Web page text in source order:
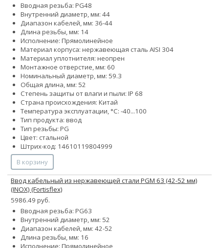
Вводная резьба: PG48
Внутренний диаметр, мм: 44
Диапазон кабелей, мм: 36-44
Длина резьбы, мм: 14
Исполнение: Прямолинейное
Материал корпуса: нержавеющая сталь AISI 304
Материал уплотнителя: неопрен
Монтажное отверстие, мм: 60
Номинальный диаметр, мм: 59.3
Общая длина, мм: 52
Степень защиты от влаги и пыли: IP 68
Страна происхождения: Китай
Температура эксплуатации, °С: -40...100
Тип продукта: ввод
Тип резьбы: PG
Цвет: стальной
Штрих-код: 14610119804999
В корзину
Ввод кабельный из нержавеющей стали PGM 63 (42-52 мм)
(INOX) (Fortisflex)
5986.49 руб.
Вводная резьба: PG63
Внутренний диаметр, мм: 52
Диапазон кабелей, мм: 42-52
Длина резьбы, мм: 16
Исполнение: Прямолинейное